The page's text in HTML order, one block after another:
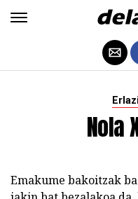
Nola
Emakume bakoitzak